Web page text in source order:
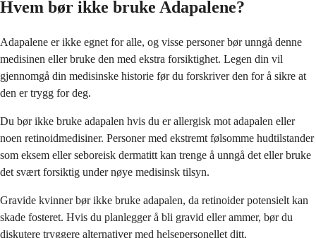
Hvem bør ikke bruke Adapalene?
Adapalene er ikke egnet for alle, og visse personer bør unngå denne
medisinen eller bruke den med ekstra forsiktighet. Legen din vil
gjennomgå din medisinske historie før du forskriver den for å sikre at
den er trygg for deg.
Du bør ikke bruke adapalen hvis du er allergisk mot adapalen eller
noen retinoidmedisiner. Personer med ekstremt følsomme hudtilstander
som eksem eller seboreisk dermatitt kan trenge å unngå det eller bruke
det svært forsiktig under nøye medisinsk tilsyn.
Gravide kvinner bør ikke bruke adapalen, da retinoider potensielt kan
skade fosteret. Hvis du planlegger å bli gravid eller ammer, bør du
diskutere tryggere alternativer med helsepersonellet ditt.